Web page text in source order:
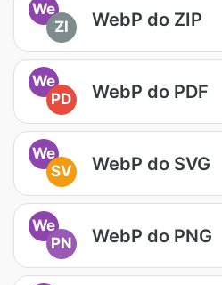
We
ZI
WebP do ZIP
We
PD
WebP do PDF
We
SV
WebP do SVG
We
PN
WebP do PNG